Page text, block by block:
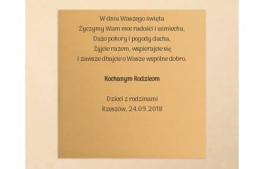
W dniu Waszego święta
Życzymy Wam moc radości i uśmiechu,
Dużo pokory i pogody ducha,
Żyjcie razem, wspierajcie się
I zawsze dbajcie o Wasze wspólne dobro.
Kochanym Rodzicom
Dzieci z rodzinami
Rzeszów, 24.09.2018